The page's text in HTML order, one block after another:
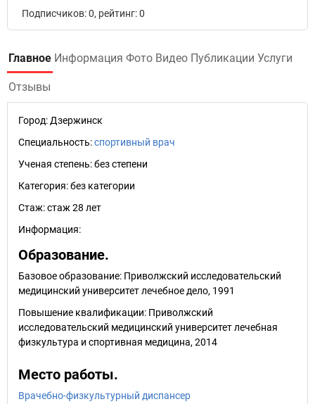
Подписчиков: 0, рейтинг: 0
Главное Информация Фото Видео Публикации Услуги
Отзывы
Город: Дзержинск
Специальность:спортивный врач
Ученая степень:без степени
Категория:без категории
Стаж:стаж 28 лет
Информация:
Образование.
Базовое образование: Приволжский исследовательский
медицинский университет лечебное дело, 1991
Повышение квалификации: Приволжский
исследовательский медицинский университет лечебная
физкультура и спортивная медицина, 2014
Место работы.
Врачебно-физкультурный диспансер